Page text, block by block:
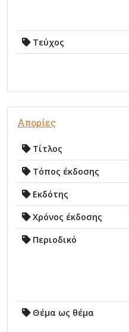
Τεύχος
Απορίες
Τίτλος
Τόπος έκδοσης
Εκδότης
Χρόνος έκδοσης
Περιοδικό
Θέμα ως θέμα